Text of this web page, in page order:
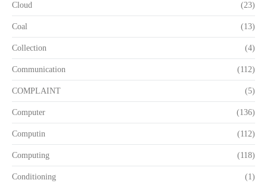
Cloud (23)
Coal (13)
Collection (4)
Communication (112)
COMPLAINT (5)
Computer (136)
Computin (112)
Computing (118)
Conditioning (1)